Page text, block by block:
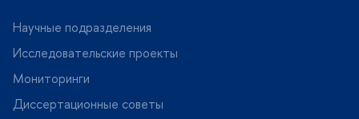
Научные подразделения
Исследовательские проекты
Мониторинги
Диссертационные советы